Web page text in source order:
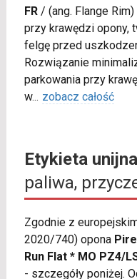
FR/ (ang. Flange
przy krawędzi opony,
felgę przed
Rozwiązanie
parkowania przy
w... zobacz całość
Etykieta unijna
paliwa,
Zgodnie z
2020/740) opona
Run Flat * MO PZ4/
- szczegóły poniżej.